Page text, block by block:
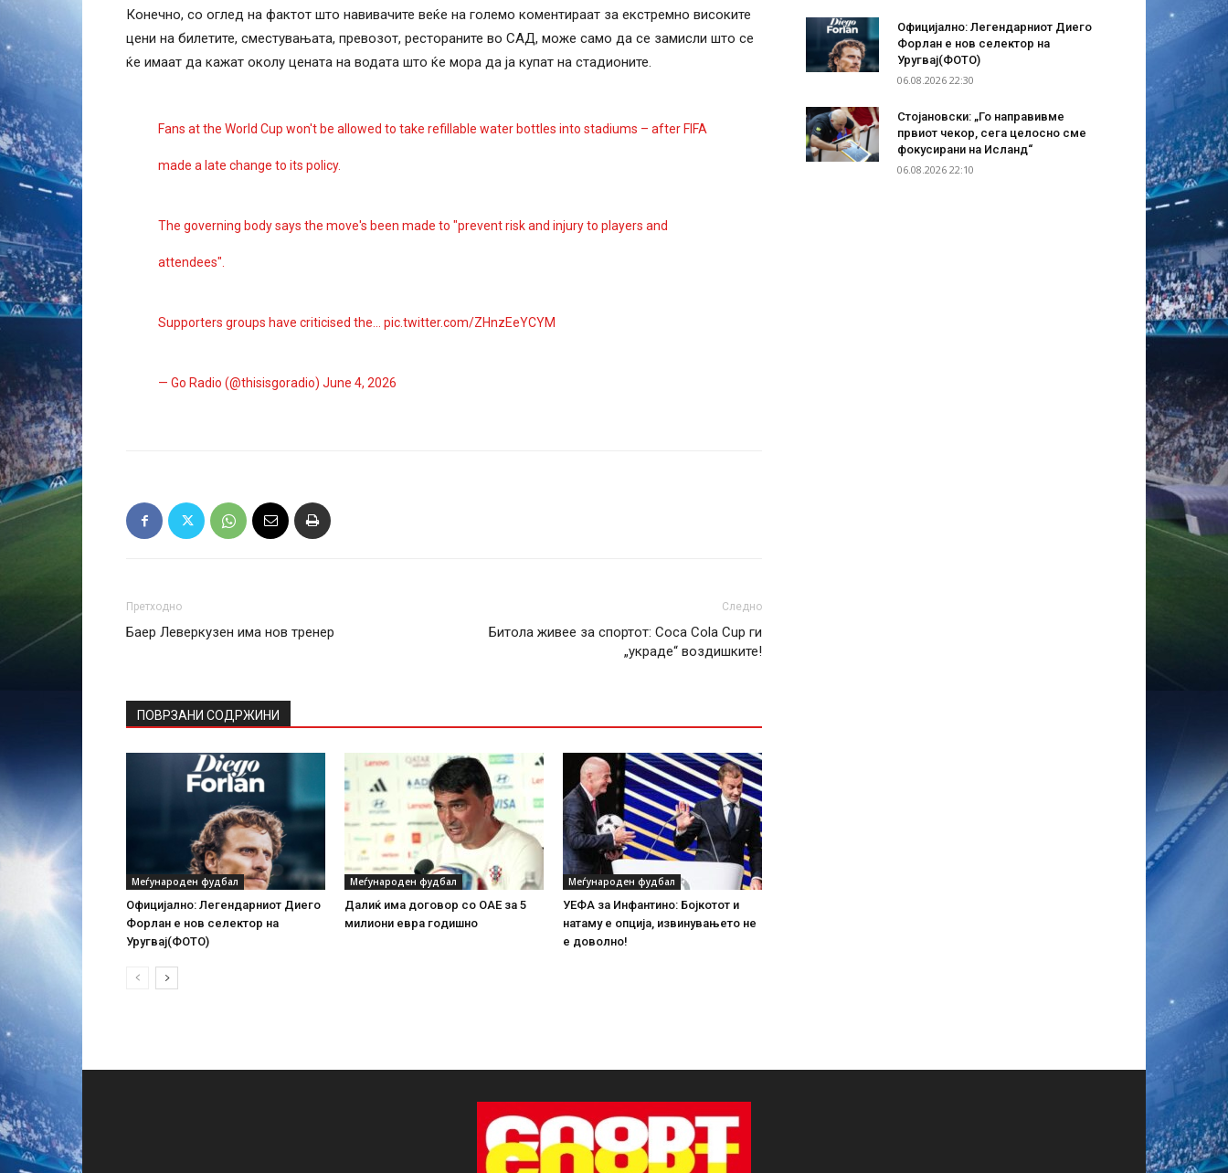
Конечно, со оглед на фактот што навивачите веќе на големо коментираат за екстремно високите
цени на билетите, сместувањата, превозот, рестораните во САД, може само да се замисли што се
ќе имаат да кажат околу цената на водата што ќе мора да ја купат на стадионите.
Fans at the World Cup won't be allowed to take refillable water bottles into stadiums – after FIFA
made a late change to its policy.
The governing body says the move's been made to "prevent risk and injury to players and
attendees".
Supporters groups have criticised the… pic.twitter.com/ZHnzEeYCYM
— Go Radio (@thisisgoradio) June 4, 2026
Претходно
Баер Леверкузен има нов тренер
Следно
Битола живее за спортот: Coca Cola Cup ги
„украде“ воздишките!
ПОВРЗАНИ СОДРЖИНИ
Меѓународен фудбал
Официјално: Легендарниот Диего
Форлан е нов селектор на
Уругвај(ФОТО)
Меѓународен фудбал
Далиќ има договор со ОАЕ за 5
милиони евра годишно
Меѓународен фудбал
УЕФА за Инфантино: Бојкотот и
натаму е опција, извинувањето не
е доволно!
Официјално: Легендарниот Диего
Форлан е нов селектор на
Уругвај(ФОТО)
06.08.2026 22:30
Стојановски: „Го направивме
првиот чекор, сега целосно сме
фокусирани на Исланд“
06.08.2026 22:10